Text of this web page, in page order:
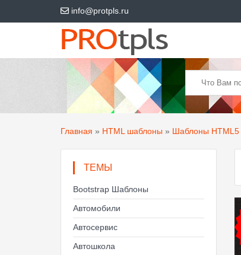
info@protpls.ru
Главная » HTML шаблоны » Шаблоны HTML5
ТЕМЫ
Bootstrap Шаблоны
Автомобили
Автосервис
Автошкола